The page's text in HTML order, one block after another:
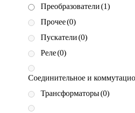
Преобразователи(1)
Прочее(0)
Пускатели(0)
Реле(0)
Соединительное и
Трансформаторы(0)